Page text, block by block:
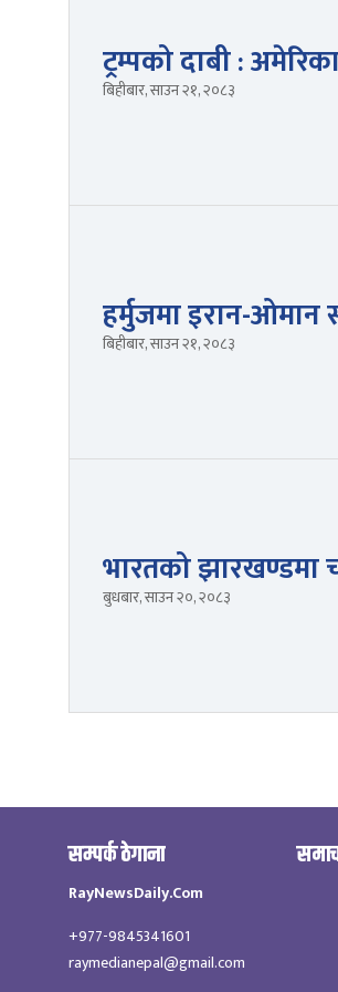
ट्रम्पको दाबी :
बिहीबार, साउन २१, २०८३
हर्मुजमा इरान-
बिहीबार, साउन २१, २०८३
भारतको झारखण्डमा
बुधबार, साउन २०, २०८३
सम्पर्क ठेगाना
RayNewsDaily.Com
+977-9845341601
raymedianepal@gmail.com